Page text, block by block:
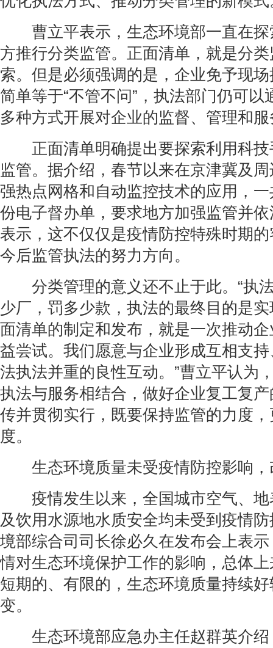
曹立平表示，生态环境部一直在探
方推行分类监管。正面清单，就是分
索。但是必须强调的是，企业免予现
简单等于“不管不问”，执法部门仍可以
多种方式开展对企业的监督、管理和
正面清单明确提出要探索利用科技
监管。据介绍，春节以来在京津冀及
强热点网格和自动监控技术的应用，
份电子督办单，要求地方加强监管并
表示，这不仅仅是疫情防控特殊时期
今后监管执法的努力方向。
分类管理的意义还不止于此。“执
少厂，罚多少款，执法的最终目的是
面清单的制定和发布，就是一次推动
益尝试。我们愿意与企业形成互相支
法执法并重的良性互动。”曹立平认为
执法与服务相结合，做好企业复工复
传并贯彻实行，既要保持监管的力度
度。
生态环境质量未受疫情防控影响，
疫情发生以来，全国城市空气、地
及饮用水源地水质安全均未受到疫情
境部综合司司长徐必久在发布会上表
情对生态环境保护工作的影响，总体
短期的、有限的，生态环境质量持续
变。
生态环境部应急办主任赵群英介绍